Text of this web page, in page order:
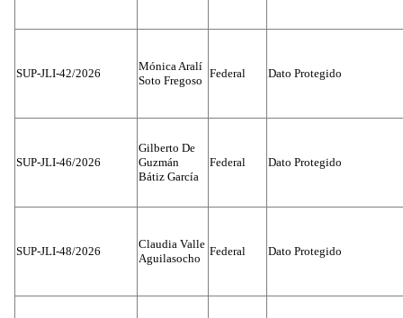
SUP-JLI-42/2026
Mónica Aralí
Soto Fregoso
Federal Dato Protegido
SUP-JLI-46/2026
Gilberto De
Guzmán
Bátiz García
Federal Dato Protegido
SUP-JLI-48/2026
Claudia Valle
Aguilasocho
Federal Dato Protegido